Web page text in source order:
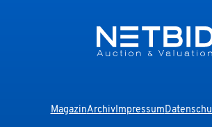
MagazinArchivImpressum